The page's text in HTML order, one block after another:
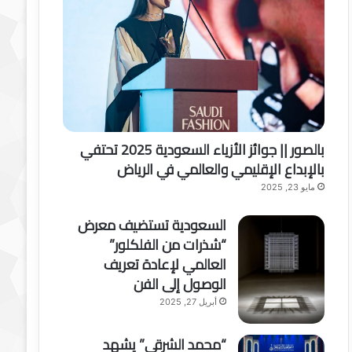
بالصور || جوائز الأزياء السعودية 2025 تحتفي
بالإبداع الإقليمي والعالمي في الرياض
مايو 23, 2025
السعودية تستضيف معرض
“شذرات من الفلكلور”
العالمي لإعادة تعريف
الوصول إلى الفن
أبريل 27, 2025
“محمد الشرقي” يشهد